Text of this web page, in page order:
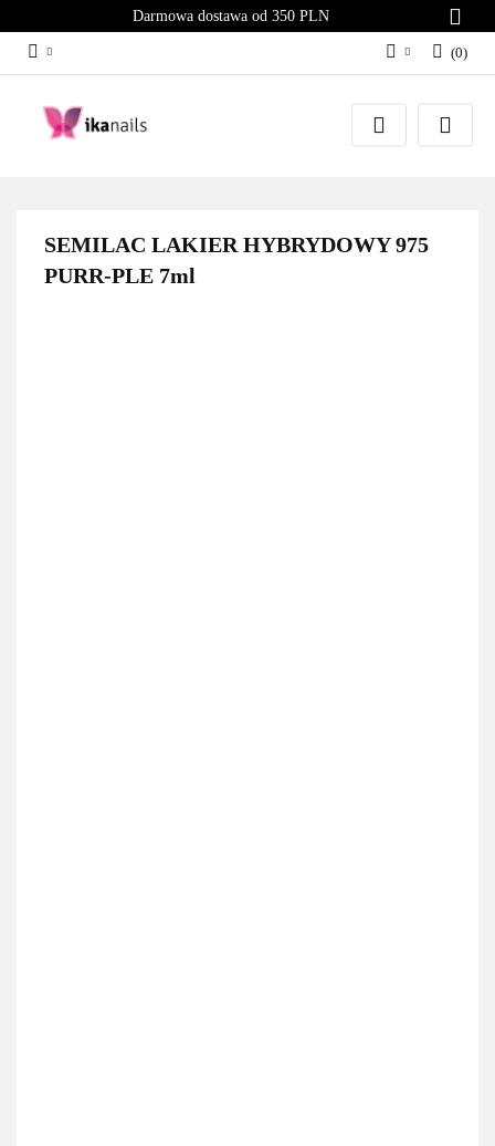
Darmowa dostawa od 350 PLN
Zaloguj się
Załóż konto
(0)
SEMILAC LAKIER HYBRYDOWY 975
PURR-PLE 7ml